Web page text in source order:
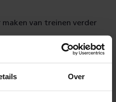
Over
van treinen verder
interne processen als de
aan
in voorbereiding